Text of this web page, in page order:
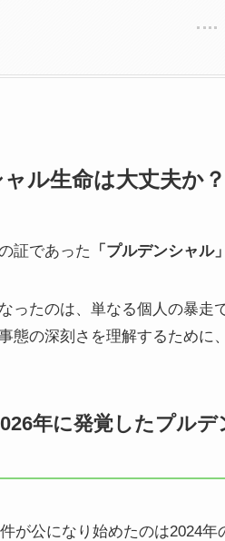
ル生命は大丈夫か
証であった 「プルデンシャル
ったのは、単なる個人の暴走
態の深刻さを理解するために
年に発覚したプル
が公になり始めたのは2024